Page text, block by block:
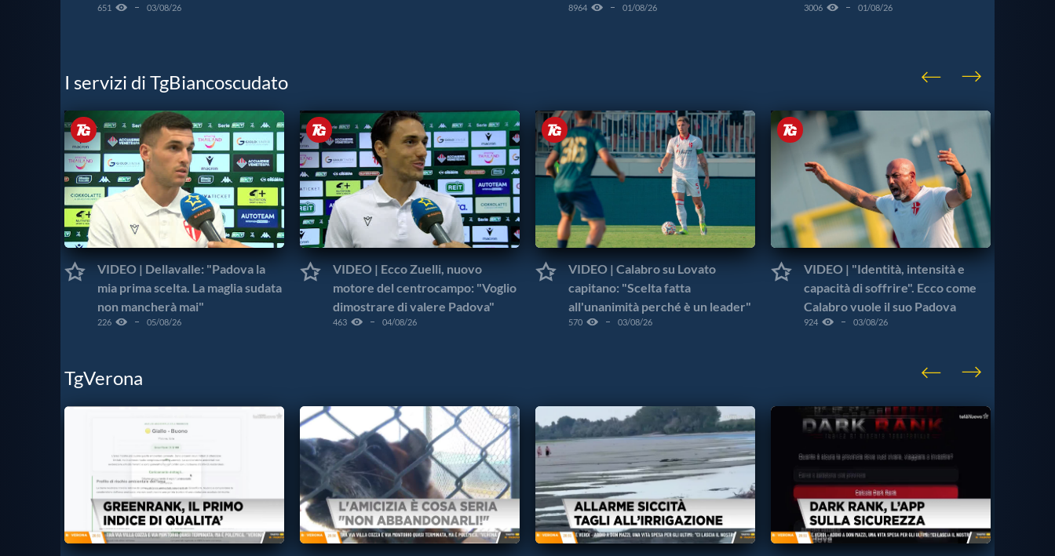
651 03/08/26 8964 01/08/26 3006 01/08/26
I servizi di TgBiancoscudato
VIDEO | Dellavalle: "Padova la
mia prima scelta. La maglia sudata
non mancherà mai"
226 05/08/26
VIDEO | Ecco Zuelli, nuovo
motore del centrocampo: "Voglio
dimostrare di valere Padova"
463 04/08/26
VIDEO | Calabro su Lovato
capitano: "Scelta fatta
all'unanimità perché è un leader"
570 03/08/26
VIDEO | "Identità, intensità e
capacità di soffrire". Ecco come
Calabro vuole il suo Padova
924 03/08/26
TgVerona